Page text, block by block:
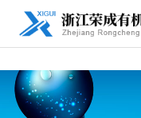
凯时网站